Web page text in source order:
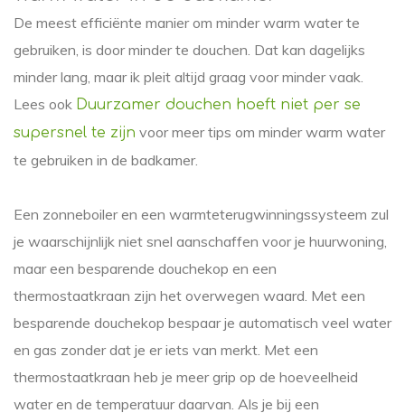
De meest efficiënte manier om minder warm water te
gebruiken, is door minder te douchen. Dat kan dagelijks
minder lang, maar ik pleit altijd graag voor minder vaak.
Lees ook Duurzamer douchen hoeft niet per se
supersnel te zijn voor meer tips om minder warm water
te gebruiken in de badkamer.
Een zonneboiler en een warmteterugwinningssysteem zul
je waarschijnlijk niet snel aanschaffen voor je huurwoning,
maar een besparende douchekop en een
thermostaatkraan zijn het overwegen waard. Met een
besparende douchekop bespaar je automatisch veel water
en gas zonder dat je er iets van merkt. Met een
thermostaatkraan heb je meer grip op de hoeveelheid
water en de temperatuur daarvan. Als je bij een